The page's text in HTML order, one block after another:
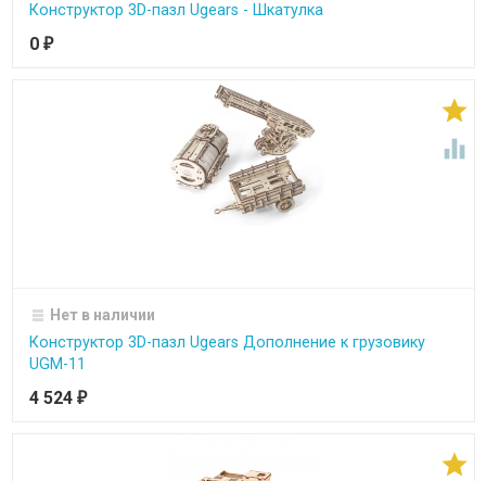
Конструктор 3D-пазл Ugears - Шкатулка
0 ₽


Нет в наличии
Конструктор 3D-пазл Ugears Дополнение к грузовику
UGM-11
4 524 ₽
